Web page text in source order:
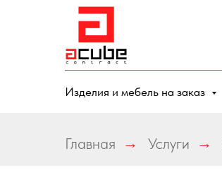
Изделия и мебель на заказ
Главная → Услуги →